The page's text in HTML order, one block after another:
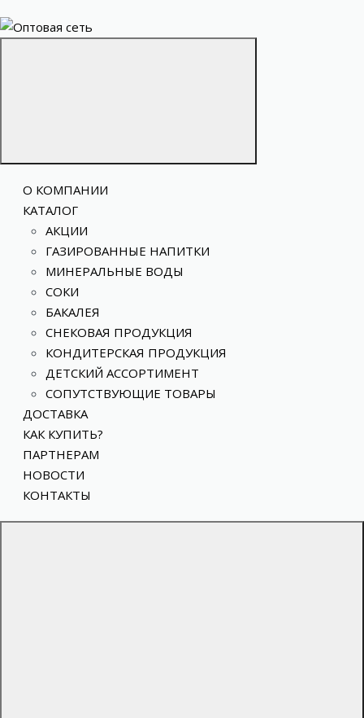
О КОМПАНИИ
КАТАЛОГ
АКЦИИ
ГАЗИРОВАННЫЕ НАПИТКИ
МИНЕРАЛЬНЫЕ ВОДЫ
СОКИ
БАКАЛЕЯ
СНЕКОВАЯ ПРОДУКЦИЯ
КОНДИТЕРСКАЯ ПРОДУКЦИЯ
ДЕТСКИЙ АССОРТИМЕНТ
СОПУТСТВУЮЩИЕ ТОВАРЫ
ДОСТАВКА
КАК КУПИТЬ?
ПАРТНЕРАМ
НОВОСТИ
КОНТАКТЫ